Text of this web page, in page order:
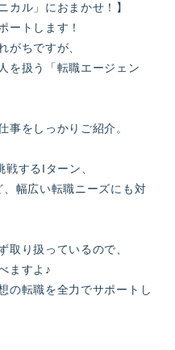
カル」におまかせ！】
ートします！
がちですが、
を扱う「転職エージェン
事をしっかりご紹介。
するIターン、
幅広い転職ニーズにも対
取り扱っているので、
ますよ♪
の転職を全力でサポートし